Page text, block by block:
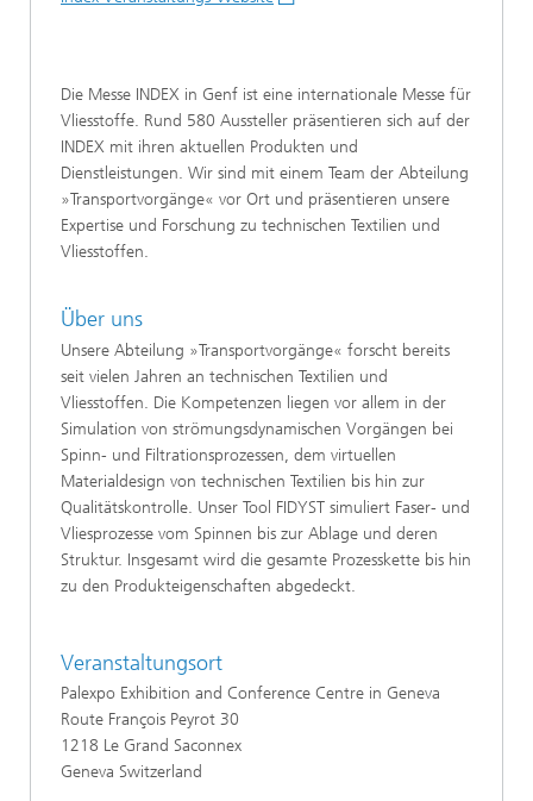
Die Messe INDEX in Genf ist eine internationale Messe für
Vliesstoffe. Rund 580 Aussteller präsentieren sich auf der
INDEX mit ihren aktuellen Produkten und
Dienstleistungen. Wir sind mit einem Team der Abteilung
»Transportvorgänge« vor Ort und präsentieren unsere
Expertise und Forschung zu technischen Textilien und
Vliesstoffen.
Über uns
Unsere Abteilung »Transportvorgänge« forscht bereits
seit vielen Jahren an technischen Textilien und
Vliesstoffen. Die Kompetenzen liegen vor allem in der
Simulation von strömungsdynamischen Vorgängen bei
Spinn- und Filtrationsprozessen, dem virtuellen
Materialdesign von technischen Textilien bis hin zur
Qualitätskontrolle. Unser Tool FIDYST simuliert Faser- und
Vliesprozesse vom Spinnen bis zur Ablage und deren
Struktur. Insgesamt wird die gesamte Prozesskette bis hin
zu den Produkteigenschaften abgedeckt.
Veranstaltungsort
Palexpo Exhibition and Conference Centre in Geneva
Route François Peyrot 30
1218 Le Grand Saconnex
Geneva Switzerland